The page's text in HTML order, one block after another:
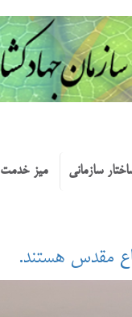
سازمانی میز خدمت
مقدس هستند.